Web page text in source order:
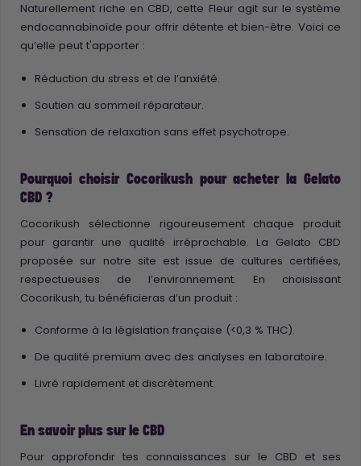
Naturellement riche en CBD, cette Fleur agit sur le système
endocannabinoïde pour offrir détente et bien-être. Voici ce
qu’elle peut t'apporter :
Réduction du stress et de l’anxiété.
Soutien au sommeil réparateur.
Sensation de relaxation sans effet psychotrope.
Pourquoi choisir Cocorikush pour acheter la Gelato
CBD ?
Cocorikush sélectionne rigoureusement chaque produit
pour garantir une qualité irréprochable. La Gelato CBD
proposée sur notre site est issue de cultures certifiées,
respectueuses de l’environnement. En choisissant
Cocorikush, tu bénéficieras d’un produit :
Conforme à la législation française (<0,3 % THC).
De qualité premium avec des analyses en laboratoire.
Livré rapidement et discrètement.
En savoir plus sur le CBD
Pour approfondir tes connaissances sur le CBD et ses